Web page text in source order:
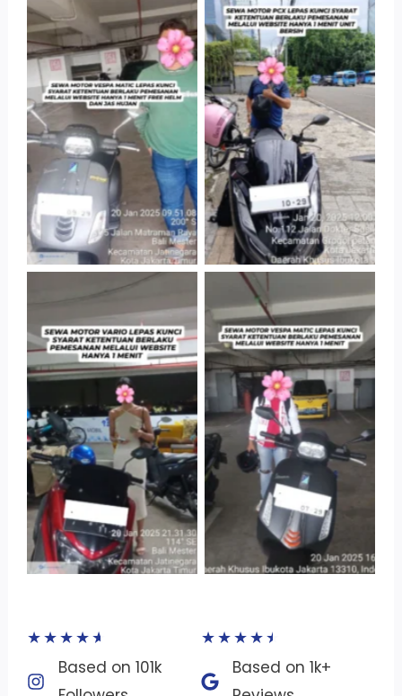
Tanpa Keterangan Tanpa Keterangan
Tanpa Keterangan Tanpa Keterangan
★★★★★
Based on 101k
★★★★★
Based on 1k+